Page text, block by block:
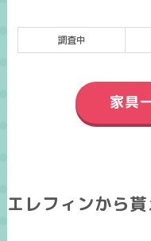
調査中
家具
エレフィンから